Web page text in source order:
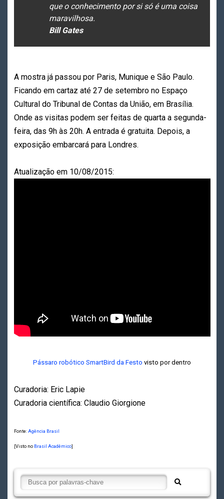
que o conhecimento por si só é uma coisa
maravilhosa.
Bill Gates
A mostra já passou por Paris, Munique e São Paulo.
Ficando em cartaz até 27 de setembro no Espaço
Cultural do Tribunal de Contas da União, em Brasília.
Onde as visitas podem ser feitas de quarta a segunda-
feira, das 9h às 20h. A entrada é gratuita. Depois, a
exposição embarcará para Londres.
Atualização em 10/08/2015:
Pássaro robótico SmartBird da Festo visto por dentro
Curadoria: Eric Lapie
Curadoria científica: Claudio Giorgione
Fonte: Agência Brasil
[Visto no Brasil Acadêmico]